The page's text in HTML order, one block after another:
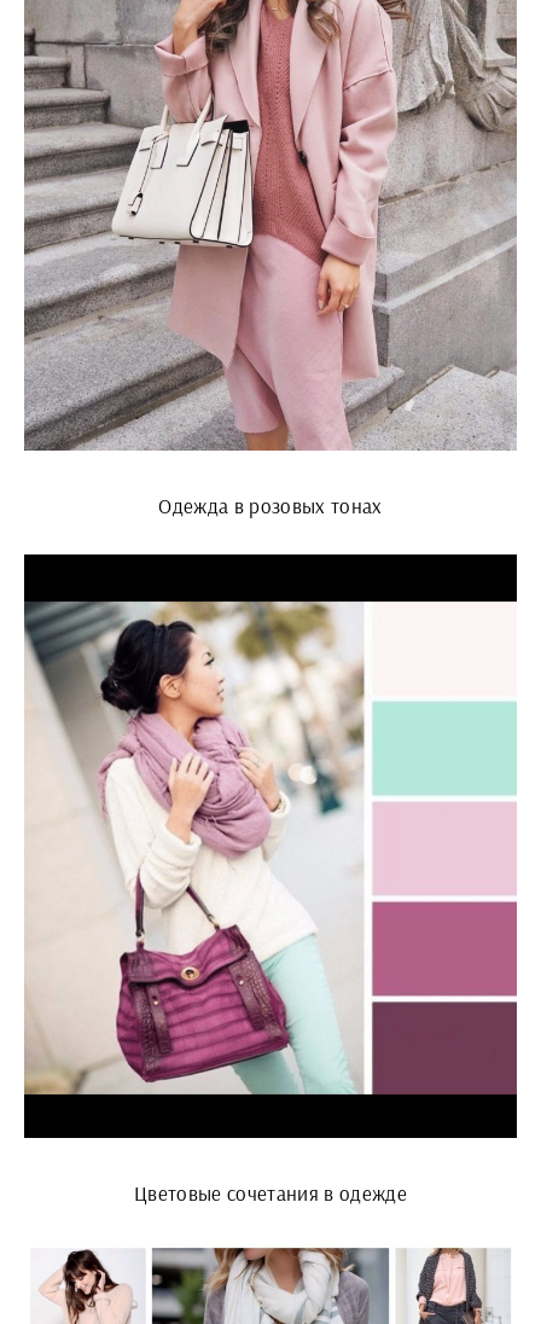
Одежда в розовых тонах
Цветовые сочетания в одежде